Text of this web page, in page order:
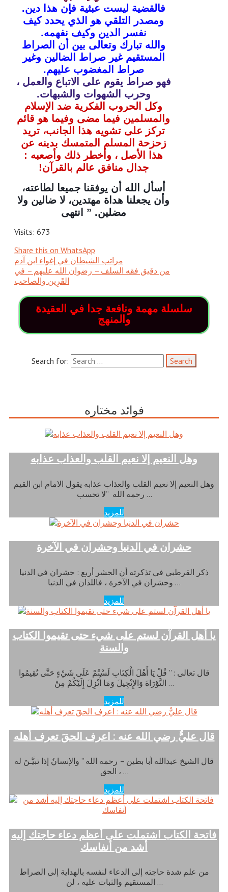
فالقضية ليست عبثية فإن هذا دين.
ومصدر التلقي هو الذي يحدد كيف
نفسر الدين وكيف نفهمه.
والله تبارك وتعالى بين أن الصراط
المستقيم غير صراط الضالين وغير
صراط المغضوب عليهم.
فهو صراط يقوم على الاتباع والعمل ،
وحرب الشهوات والشبهات.
وكل الحروب الفكرية ضد الإسلام
والمسلمين فيما مضى وفيما هو قائم
تركز على تشويه هذا الجانب، تريد
زحزحة المسلم المتمسك بدينه عن
هذا الأصل ، وأخطر ذلك وأصعبه :
جدال منافق عالم بالقرآن!
أسأل الله أن يوفقنا جميعا لطاعته،
وأن يجعلنا هداة مهتدين، لا ضالين ولا
مضلين. ” انتهى
Visits: 673
Share this on WhatsApp
مراتب الشيطان في إغواء ابن آدم
من دقيق فقه السلف – رضوان الله عليهم – في
القَرِين والصاحب
سلسلة مهمة ونافعة جدا في العقيدة
والمنهج
Search for:
فوائد مختاره
وهل النعيم إلا نعيم القلب والعذاب عذابه
وهل النعيم إلا نعيم القلب والعذاب عذابه يقول الامام ابن القيم
رحمه الله “لا تحسب …
للمزيد
حشران في الدنيا وحشران في الآخرة
ذكر القرطبي في تذكرته أن الحشر أربع : حشران في الدنيا
وحشران في الآخرة ، فاللذان في الدنيا …
للمزيد
يا أهل القرآن لستم على شيء حتى تقيموا الكتاب
والسنة
قال تعالى : ” قُلْ يَا أَهْلَ الْكِتَابِ لَسْتُمْ عَلَى شَيْءٍ حَتَّى تُقِيمُوا
التَّوْرَاةَ وَالإِنْجِيلَ وَمَا أُنْزِلَ إِلَيْكُمْ مِنْ …
للمزيد
قال عليٌّ رضي الله عنه : اعرف الحقَ تعرف أهله
قال الشيخ عبدالله أبا بطين – رحمه الله ” والإنسانُ إذا تبيَّـنَ له
الحق ، …
للمزيد
فاتحة الكتاب اشتملت على أعظم دعاء حاجتك إليه
أشد من أنفاسك
من علم شدة حاجته إلى الدعاء لنفسه بالهداية إلى الصراط
المستقيم والثبات عليه ، لن …